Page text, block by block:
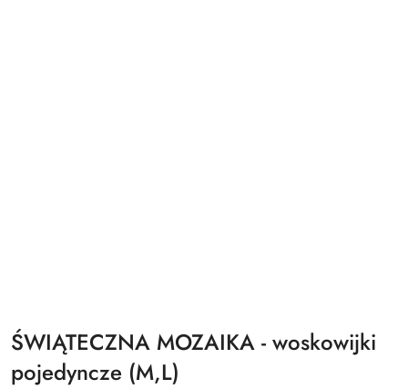
ŚWIĄTECZNA MOZAIKA - woskowijki
pojedyncze (M,L)